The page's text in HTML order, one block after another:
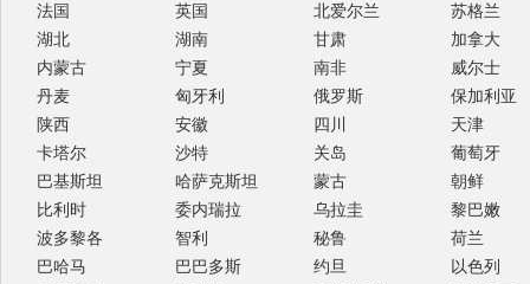
法国
英国 北爱尔兰
苏格兰
湖北
湖南 甘肃
加拿大
内蒙古
宁夏 南非
威尔士
丹麦
匈牙利 俄罗斯
保加利亚
陕西
安徽 四川
天津
卡塔尔
沙特 关岛
葡萄牙
巴基斯坦
哈萨克斯坦 蒙古
朝鲜
比利时
委内瑞拉 乌拉圭
黎巴嫩
波多黎各
智利 秘鲁
荷兰
巴哈马
巴巴多斯 约旦
以色列